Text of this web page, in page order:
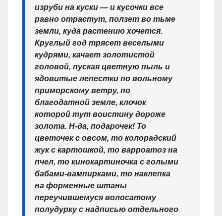
изруби на куски — и кусочки все
равно отрастут, ползет во тьме
земли, куда растению хочется.
Круглый год трясет веселыми
кудрями, качает золотистой
головой, пуская цветную пыль и
ядовитые лепестки по вольному
приморскому ветру, по
благодатной земле, клочок
которой тут воистину дороже
золота. Н-да, подарочек! То
цветочек с овсом, то колорадский
жук с картошкой, то варроатоз на
пчел, то кинокартиночка с голыми
бабами-вампирками, то наклепка
на форменные штаны
переучившемуся волосатому
полудурку с надписью отдельного